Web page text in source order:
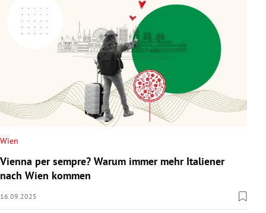
Wien
Vienna per sempre? Warum immer mehr Italiener
nach Wien kommen
16.09.2025